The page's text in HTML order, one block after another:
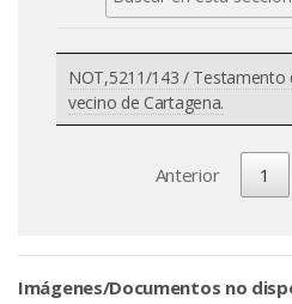
NOT,5211/143 / Testamento
vecino de Cartagena.
Anterior 1
Imágenes/Documentos no